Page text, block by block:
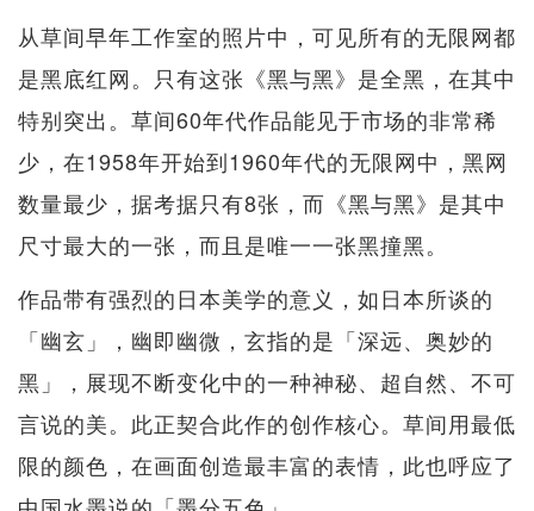
从草间早年工作室的照片中，可见所有的无限网都
是黑底红网。只有这张《黑与黑》是全黑，在其中
特别突出。草间60年代作品能见于市场的非常稀
少，在1958年开始到1960年代的无限网中，黑网
数量最少，据考据只有8张，而《黑与黑》是其中
尺寸最大的一张，而且是唯一一张黑撞黑。
作品带有强烈的日本美学的意义，如日本所谈的
「幽玄」，幽即幽微，玄指的是「深远、奥妙的
黑」，展现不断变化中的一种神秘、超自然、不可
言说的美。此正契合此作的创作核心。草间用最低
限的颜色，在画面创造最丰富的表情，此也呼应了